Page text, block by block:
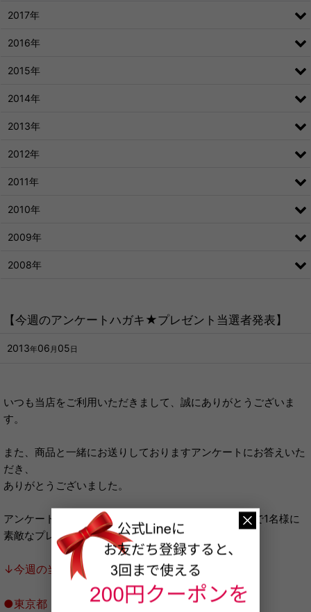
【今週のアンケートハガキ★プレゼント当選者発表】
2013年06 月 05 日
いつも当店をご利用いただきまして、誠にありがとうございま
す。
また、商品と一緒にお送りしておりますアンケートにお答えいた
だき、
ありがとうございました。
アンケートにお答えいただいた方の中から、毎週抽選で1名様に
素敵なプレゼントをお送りしております。
↓今週の当選者はこちら↓
●東京都 Ｐさん様
2017年
2016年
2015年
2014年
2013年
2012年
2011年
2010年
2009年
2008年